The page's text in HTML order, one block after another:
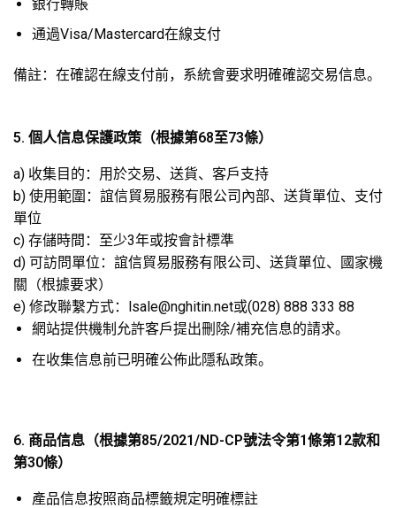
銀行轉賬
通過Visa/Mastercard在線支付
備註：在確認在線支付前，系統會要求明確確認交易信息。
5. 個人信息保護政策（根據第68至73條）
a) 收集目的：用於交易、送貨、客戶支持
b) 使用範圍：誼信貿易服務有限公司內部、送貨單位、支付
單位
c) 存儲時間：至少3年或按會計標準
d) 可訪問單位：誼信貿易服務有限公司、送貨單位、國家機
關（根據要求）
e) 修改聯繫方式：lsale@nghitin.net或(028) 888 333 88
網站提供機制允許客戶提出刪除/補充信息的請求。
在收集信息前已明確公佈此隱私政策。
6. 商品信息（根據第85/2021/ND-CP號法令第1條第12款和
第30條）
產品信息按照商品標籤規定明確標註